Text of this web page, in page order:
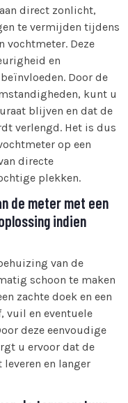
direct zonlicht,
te vermijden tijdens
vochtmeter. Deze
en
Door de
kunt u
blijven en dat de
verlengd. Het is dus
op een
directe
plekken.
de meter met een
indien
van de
schoon te maken
zachte doek en een
vuil en eventuele
deze eenvoudige
u ervoor dat de
en langer